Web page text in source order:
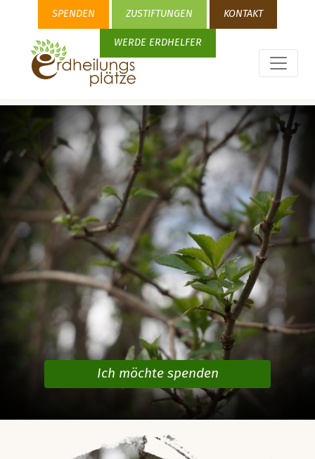
SPENDEN ZUSTIFTUNGEN KONTAKT
WERDE ERDHELFER
Ich möchte spenden